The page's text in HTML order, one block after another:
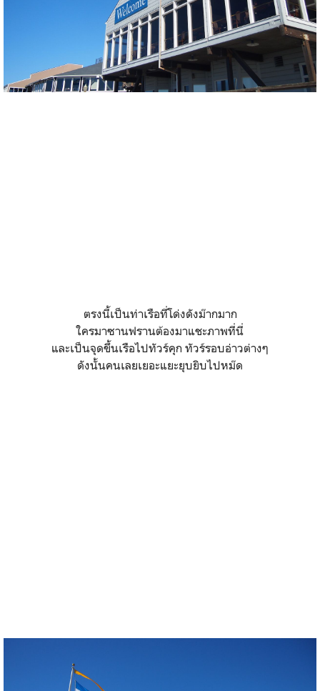
ตรงนี้เป็นท่าเรือที่โด่งดังม๊ากมาก
ใครมาซานฟรานต้องมาแชะภาพที่นี่
และเป็นจุดขึ้นเรือไปทัวร์คุก ทัวร์รอบอ่าวต่างๆ
ดังนั้นคนเลยเยอะแยะยุบยิบไปหม๊ด